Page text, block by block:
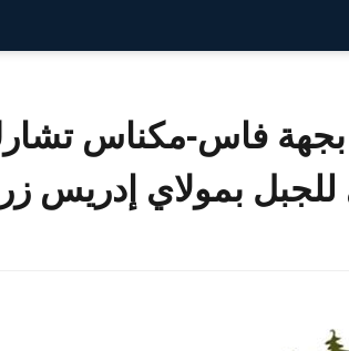
بجهة فاس-مكناس
للجبل بمولاي إدريس